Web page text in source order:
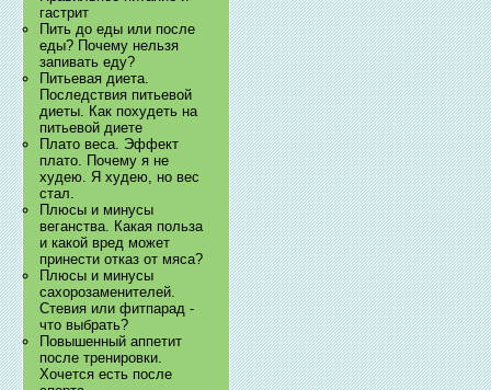
гастрит
Пить до еды или после
еды? Почему нельзя
запивать еду?
Питьевая диета.
Последствия питьевой
диеты. Как похудеть на
питьевой диете
Плато веса. Эффект
плато. Почему я не
худею. Я худею, но вес
стал.
Плюсы и минусы
веганства. Какая польза
и какой вред может
принести отказ от мяса?
Плюсы и минусы
сахорозаменителей.
Стевия или фитпарад -
что выбрать?
Повышенный аппетит
после тренировки.
Хочется есть после